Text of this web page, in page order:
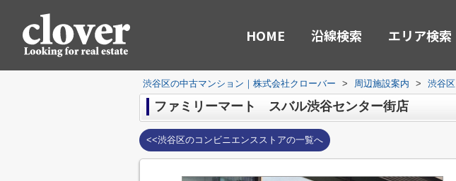
HOME 沿線検索 エリア検索
渋谷区の中古マンション｜株式会社クローバー > 周辺施設案内 > 渋谷区
ファミリーマート スバル渋谷センター街店
<<渋谷区のコンビニエンスストアの一覧へ